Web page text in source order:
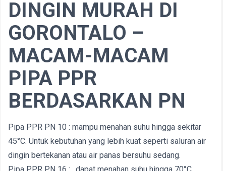
DINGIN MURAH DI
GORONTALO –
MACAM-MACAM
PIPA PPR
BERDASARKAN PN
Pipa PPR PN 10 : mampu menahan suhu hingga sekitar
45°C. Untuk kebutuhan yang lebih kuat seperti saluran air
dingin bertekanan atau air panas bersuhu sedang.